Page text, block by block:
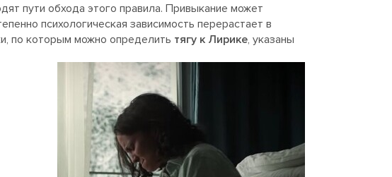
пути обхода этого правила. Привыкание может
психологическая зависимость перерастает в
по которым можно определить тягу к Лирике, указаны